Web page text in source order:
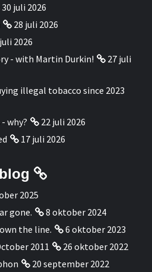
30 juli 2026
28 juli 2026
2026
- with Martin Durkin!
27 juli
illegal tobacco since 2023
why?
22 juli 2026
17 juli 2026
2025
gone.
8 oktober 2024
the line.
6 oktober 2023
2011
26 oktober 2022
20 september 2022